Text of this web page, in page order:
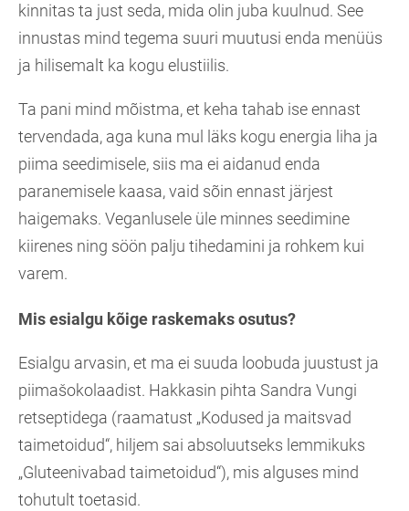
kinnitas ta just seda, mida olin juba kuulnud. See
innustas mind tegema suuri muutusi enda menüüs
ja hilisemalt ka kogu elustiilis.
Ta pani mind mõistma, et keha tahab ise ennast
tervendada, aga kuna mul läks kogu energia liha ja
piima seedimisele, siis ma ei aidanud enda
paranemisele kaasa, vaid sõin ennast järjest
haigemaks. Veganlusele üle minnes seedimine
kiirenes ning söön palju tihedamini ja rohkem kui
varem.
Mis esialgu kõige raskemaks osutus?
Esialgu arvasin, et ma ei suuda loobuda juustust ja
piimašokolaadist. Hakkasin pihta Sandra Vungi
retseptidega (raamatust „Kodused ja maitsvad
taimetoidud“, hiljem sai absoluutseks lemmikuks
„Gluteenivabad taimetoidud“), mis alguses mind
tohutult toetasid.